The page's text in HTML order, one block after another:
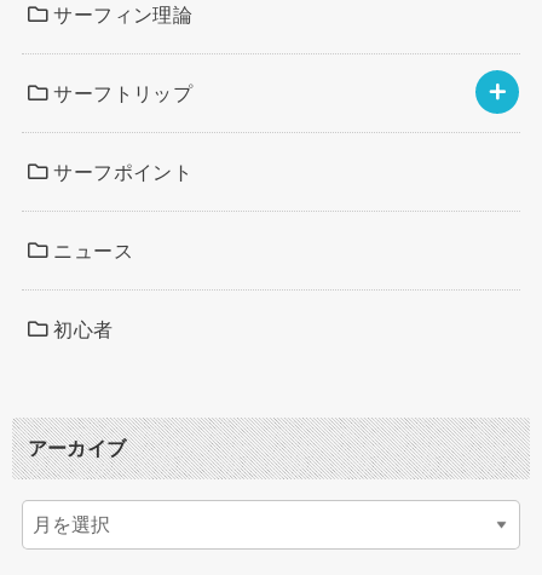
サーフィン理論
サーフトリップ
サーフポイント
ニュース
初心者
アーカイブ